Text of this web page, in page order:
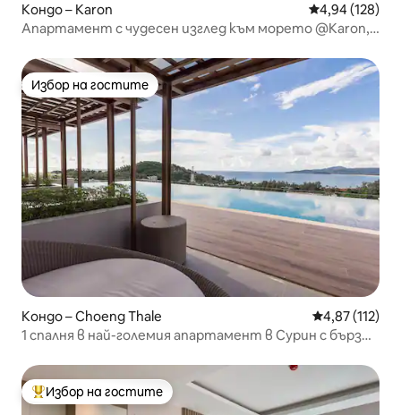
Кондо – Karon Средна
4,94 (128)
Апартамент с чудесен изглед към морето @Karon,
Избор на гостите
Избор на гостите
Кондо – Choeng Thale Средна
4,87 (112)
1 спалня в най-големия апартамент в Сурин с бърз
Най-популярен избор на гостите
Избор на гостите